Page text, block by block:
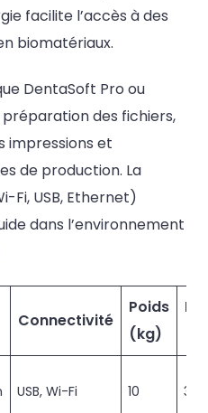
facilite l’accès à des
biomatériaux.
DentaSoft Pro ou
des fichiers,
impressions et
de production. La
Fi, USB, Ethernet)
dans l’environnement
Connectivité
Poids
(kg)
USB, Wi-Fi 10